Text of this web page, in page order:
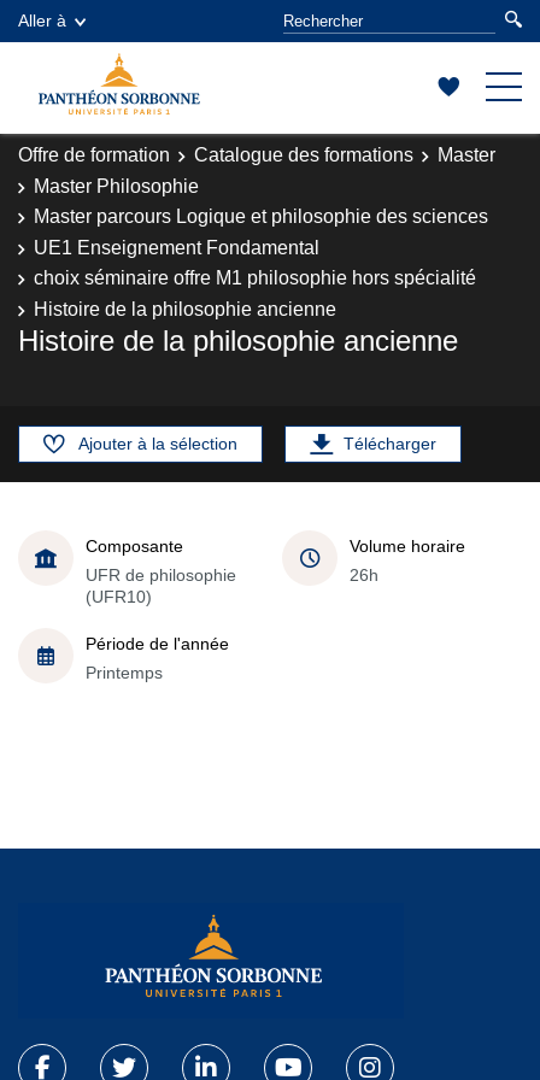
Aller à
Offre de formation Catalogue des formations
Master
Master Philosophie
Master parcours Logique et philosophie des sciences
UE1 Enseignement Fondamental
choix séminaire offre M1 philosophie hors spécialité
Histoire de la philosophie ancienne
Histoire de la philosophie ancienne
Ajouter à la sélection Télécharger
Composante
UFR de philosophie
(UFR10)
Volume horaire
26h
Période de l'année
Printemps